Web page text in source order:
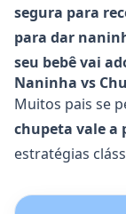
segura para
para dar
seu bebê vai
Naninha vs
Muitos pais se
chupeta vale a
estratégias